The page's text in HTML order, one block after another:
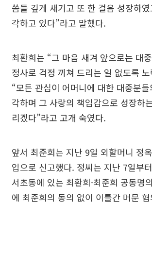
씀들 깊게 새기고 또 한 걸음 성장하
각하고 있다”라고 말했다.
최환희는 “그 마음 새겨 앞으로는 대
정사로 걱정 끼쳐 드리는 일 없도록
“모든 관심이 어머니에 대한 대중분
각하며 그 사랑의 책임감으로 성장하
리겠다”라고 고개 숙였다.
앞서 최준희는 지난 9일 외할머니 정
입으로 신고했다. 정씨는 지난 7일부
서초동에 있는 최환희·최준희 공동명
에 최준희의 동의 없이 이틀간 머문